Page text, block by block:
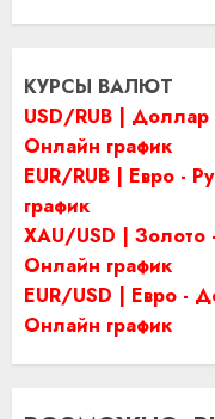
КУРСЫ ВАЛЮТ
USD/RUB | Доллар
Онлайн график
EUR/RUB | Евро -
график
XAU/USD | Золото
Онлайн график
EUR/USD | Евро -
Онлайн график